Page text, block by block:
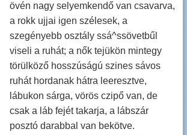
övén nagy selyemkendő van csavarva,
a rokk ujjai igen szélesek, a
szegényebb osztály ssá^ssövetbűl
viseli a ruhát; a nők tejükön mintegy
törülköző hosszúságú szines sávos
ruhát hordanak hátra leeresztve,
lábukon sárga, vörös czipő van, de
csak a láb fejét takarja, a lábszár
posztó darabbal van bekötve.